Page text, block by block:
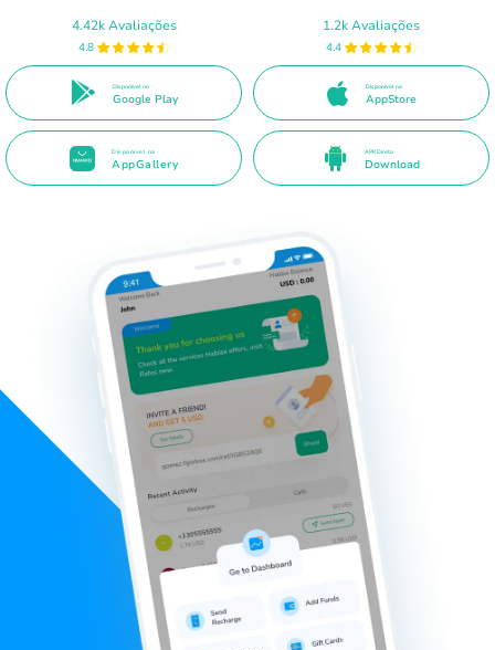
4.42k Avaliações
4.8
Disponível no
Google Play
1.2k Avaliações
4.4
Disponível na
AppStore
Disponível na
AppGallery
APK Direto
Download